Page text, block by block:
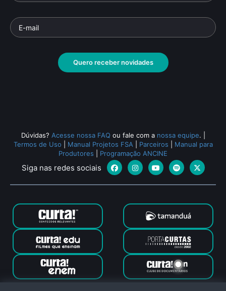
Quero receber novidades
Dúvidas? Acesse nossa FAQ ou fale com a nossa equipe.
Termos de Uso
Manual Projetos FSA Parceiros
Manual para
Produtores
Programação ANCINE
Siga nas redes sociais